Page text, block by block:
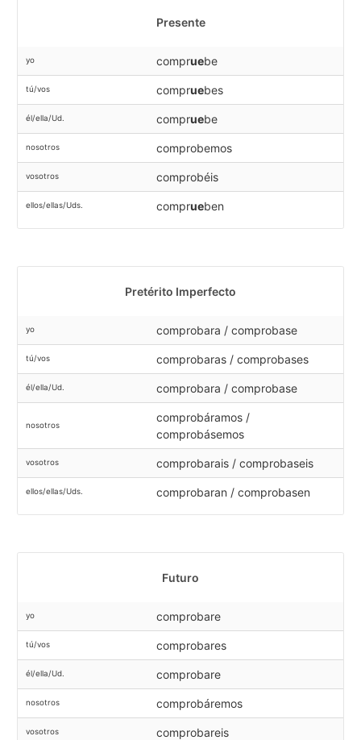
Presente
yo compruebe
tú/vos compruebes
él/ella/Ud. compruebe
nosotros comprobemos
vosotros comprobéis
ellos/ellas/Uds. comprueben
Pretérito Imperfecto
yo comprobara / comprobase
tú/vos comprobaras / comprobases
él/ella/Ud. comprobara / comprobase
nosotros
comprobáramos /
comprobásemos
vosotros comprobarais / comprobaseis
ellos/ellas/Uds. comprobaran / comprobasen
Futuro
yo comprobare
tú/vos comprobares
él/ella/Ud. comprobare
nosotros comprobáremos
vosotros comprobareis